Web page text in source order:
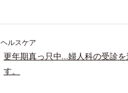
ヘルスケア
更年期真っ只中…婦人科の受診を
す。